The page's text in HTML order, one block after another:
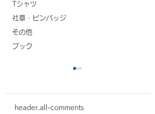
Tシャツ
社章・ピンバッジ
その他
ブック
header.all-comments